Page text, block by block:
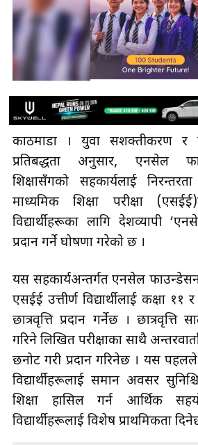
काठमाडौँ । युवा सशक्तीकरण र
प्रतिबद्धता अनुसार, एनसेल
शिक्षासँगको सहकार्यलाई
माध्यमिक शिक्षा परीक्षा
विद्यार्थीहरूका लागि देशव्यापी
प्रदान गर्ने घोषणा गरेको छ ।
यस सहकार्यअन्तर्गत एनसेल
एसईई उत्तीर्ण विद्यार्थीलाई कक्षा
छात्रवृत्ति प्रदान गर्नेछ ।
गरिने लिखित परीक्षाका साथै
छनोट गरी प्रदान गरिनेछ । यस
विद्यार्थीहरूलाई समान अवसर
शिक्षा हासिल गर्न आर्थिक
विद्यार्थीहरूलाई विशेष प्राथमिकता